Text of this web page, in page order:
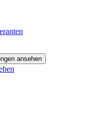
ansehen